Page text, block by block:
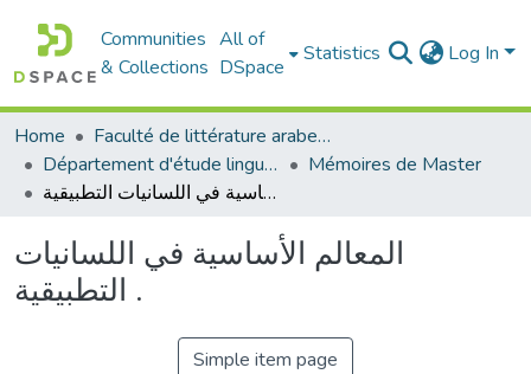
Communities
& Collections
All of
DSpace
Statistics Log In
Home
Faculté de littérature arabe et des arts
Département d'étude linguistique
Mémoires de Master
المعالم الأساسية في اللسانيات التطبيقية .
المعالم الأساسية في اللسانيات
التطبيقية .
Simple item page